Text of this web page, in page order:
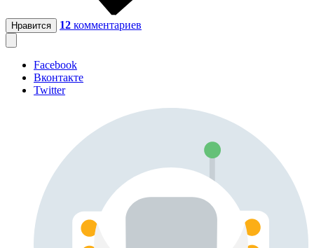
Нравится 12 комментариев
Facebook
Вконтакте
Twitter